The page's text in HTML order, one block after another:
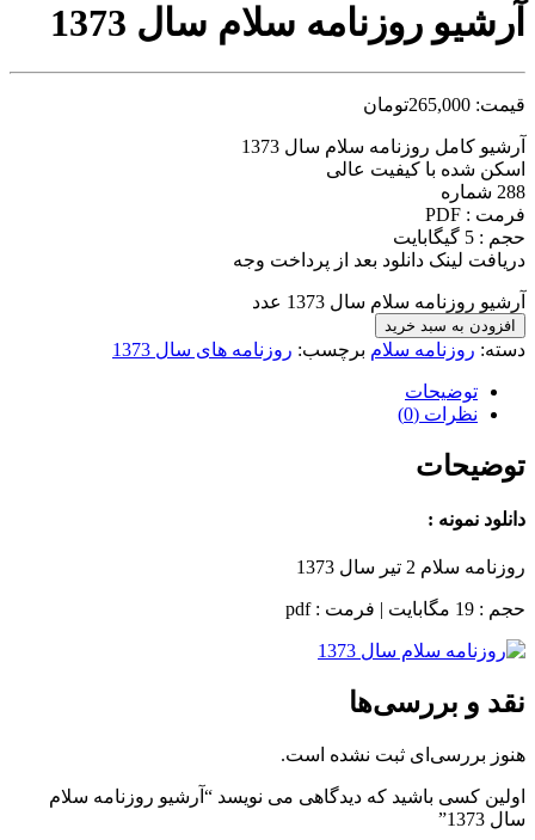
آرشیو روزنامه سلام سال 1373
قیمت: 265,000تومان
آرشیو کامل روزنامه سلام سال 1373
اسکن شده با کیفیت عالی
288 شماره
فرمت : PDF
حجم : 5 گیگابایت
دریافت لینک دانلود بعد از پرداخت وجه
آرشیو روزنامه سلام سال 1373 عدد
افزودن به سبد خرید
دسته: روزنامه سلام برچسب: روزنامه های سال 1373
توضیحات
نظرات (0)
توضیحات
دانلود نمونه :
روزنامه سلام 2 تیر سال 1373
حجم : 19 مگابایت | فرمت : pdf
نقد و بررسی‌ها
هنوز بررسی‌ای ثبت نشده است.
اولین کسی باشید که دیدگاهی می نویسد “آرشیو روزنامه سلام
سال 1373”